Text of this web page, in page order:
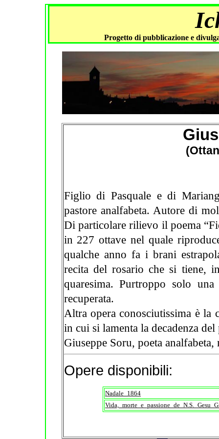
Progetto di pubblicazione e
Figlio di Pasquale e di
pastore analfabeta. Autore di
Di particolare rilievo il poema
in 227 ottave nel quale
qualche anno fa i brani
recita del rosario che si tiene,
quaresima. Purtroppo solo
recuperata.
Altra opera conosciutissima è la
in cui si lamenta la decadenza del
Giuseppe Soru, poeta
Opere disponibili:
Nadale_1864